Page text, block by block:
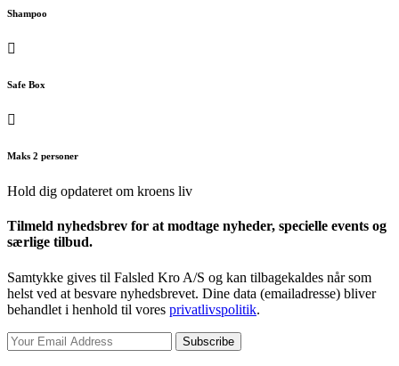
Shampoo
Safe Box
Maks 2 personer
Hold dig opdateret om kroens liv
Tilmeld nyhedsbrev for at modtage nyheder, specielle events og
særlige tilbud.
Samtykke gives til Falsled Kro A/S og kan tilbagekaldes når som
helst ved at besvare nyhedsbrevet. Dine data (emailadresse) bliver
behandlet i henhold til vores privatlivspolitik.
Subscribe